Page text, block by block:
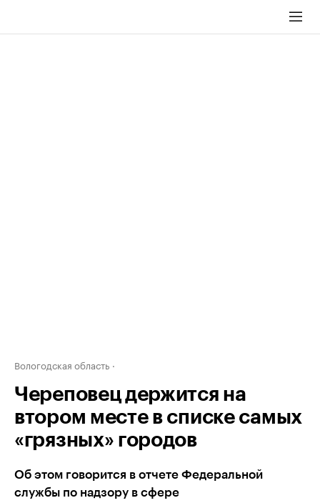
Вологодская область
Череповец держится на
втором месте в списке самых
«грязных» городов
Об этом говорится в отчете Федеральной
службы по надзору в сфере